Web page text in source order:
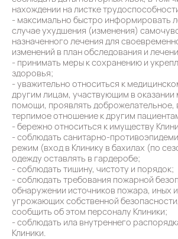
нахождении на листке
- максимально быстро информировать
случае ухудшения (изменения)
назначенного лечения для
изменений в план обследования и
- принимать меры к сохранению и
здоровья;
- уважительно относиться к
другим лицам, участвующим в оказании
помощи, проявлять доброжелательное,
терпимое отношение к другим
- бережно относиться к имуществу
- соблюдать санитарно-
режим (вход в Клинику в бахилах (по
одежду оставлять в гардеробе;
- соблюдать тишину, чистоту и порядок;
- соблюдать требования пожарной
обнаружении источников пожара, иных
угрожающих собственной
сообщить об этом персоналу Клиники;
- соблюдать ила внутреннего
Клиники.